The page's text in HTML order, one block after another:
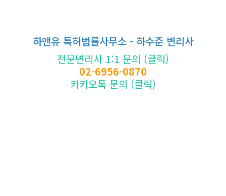
하앤유 특허법률사무소 - 하수준 변리사
전문변리사 1:1 문의 (클릭)
02-6956-0870
카카오톡 문의 (클릭)